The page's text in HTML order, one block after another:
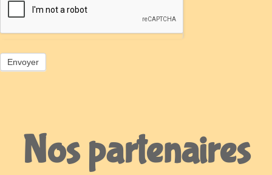
Nos partenaires